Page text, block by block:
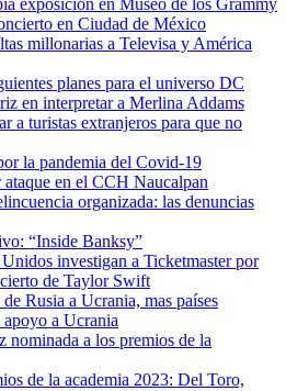
exposición en Museo de los Grammy
en Ciudad de México
millonarias a Televisa y América
planes para el universo DC
en interpretar a Merlina Addams
a turistas extranjeros para que no
la pandemia del Covid-19
en el CCH Naucalpan
organizada: las denuncias
“Inside Banksy”
Unidos investigan a Ticketmaster por
de Taylor Swift
Rusia a Ucrania, mas países
apoyo a Ucrania
nominada a los premios de la
de la academia 2023: Del Toro,